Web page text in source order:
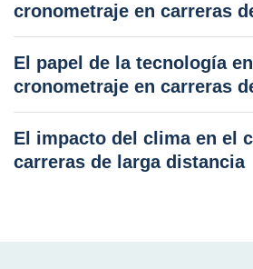
cronometraje en carreras
El papel de la tecnología en
cronometraje en carreras
El impacto del clima en el
carreras de larga distancia